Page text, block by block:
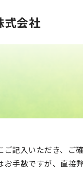
式会社
記入いただき、ご
手数ですが、直接